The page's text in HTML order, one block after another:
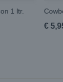
1 ltr.
€